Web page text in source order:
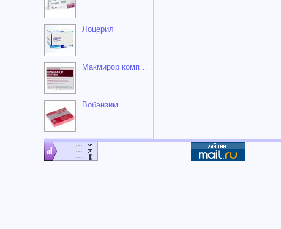
Лоцерил
Макмирор комплекс
Вобэнзим